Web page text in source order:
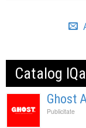
Catalog
Ghost
Publicitate